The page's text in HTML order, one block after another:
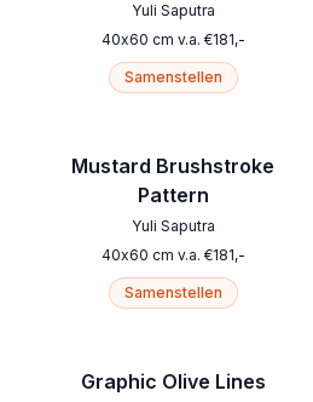
Yuli Saputra
40x60 cm v.a. €181,-
Samenstellen
Mustard Brushstroke
Pattern
Yuli Saputra
40x60 cm v.a. €181,-
Samenstellen
Graphic Olive Lines